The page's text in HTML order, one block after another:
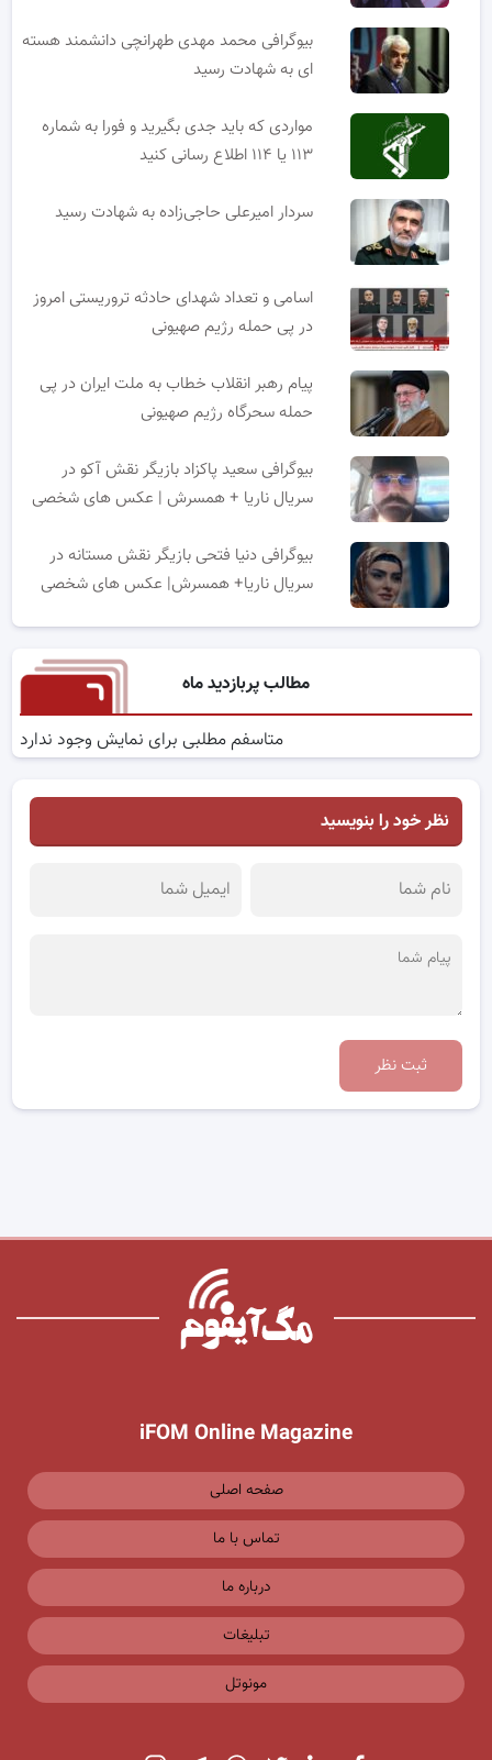
بیوگرافی محمد مهدی طهرانچی دانشمند هسته
ای به شهادت رسید
مواردی که باید جدی بگیرید و فورا به شماره
۱۱۳ یا ۱۱۴ اطلاع رسانی کنید
سردار امیرعلی حاجی‌زاده به شهادت رسید
اسامی و تعداد شهدای حادثه تروریستی امروز
در پی حمله رژیم صهیونی
پیام رهبر انقلاب خطاب به ملت ایران در پی
حمله سحرگاه رژیم صهیونی
بیوگرافی سعید پاکزاد بازیگر نقش آکو در
سریال ناریا + همسرش | عکس های شخصی
بیوگرافی دنیا فتحی بازیگر نقش مستانه در
سریال ناریا+ همسرش| عکس های شخصی
مطالب پربازدید ماه
متاسفم مطلبی برای نمایش وجود ندارد
نظر خود را بنویسید
ثبت نظر
iFOM Online Magazine
صفحه اصلی
تماس با ما
درباره ما
تبلیغات
مونوتل